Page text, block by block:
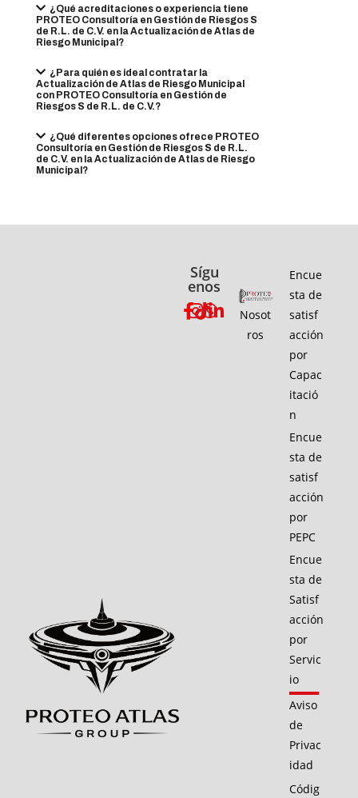
¿Qué acreditaciones o experiencia tiene
PROTEO Consultoría en Gestión de Riesgos S
de R.L. de C.V. en la Actualización de Atlas de
Riesgo Municipal?
¿Para quién es ideal contratar la
Actualización de Atlas de Riesgo Municipal
con PROTEO Consultoría en Gestión de
Riesgos S de R.L. de C.V.?
¿Qué diferentes opciones ofrece PROTEO
Consultoría en Gestión de Riesgos S de R.L.
de C.V. en la Actualización de Atlas de Riesgo
Municipal?
Sígu
enos
Nosot
ros
Encue
sta de
satisf
acción
por
Capac
itació
n
Encue
sta de
satisf
acción
por
PEPC
Encue
sta de
Satisf
acción
por
Servic
io
Aviso
de
Privac
idad
Códig